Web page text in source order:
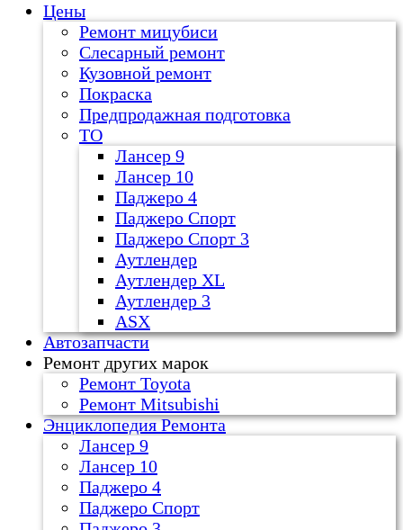
Цены
Ремонт мицубиси
Слесарный ремонт
Кузовной ремонт
Покраска
Предпродажная подготовка
ТО
Лансер 9
Лансер 10
Паджеро 4
Паджеро Спорт
Паджеро Спорт 3
Аутлендер
Аутлендер ХL
Аутлендер 3
ASX
Автозапчасти
Ремонт других марок
Ремонт Toyota
Ремонт Mitsubishi
Энциклопедия Ремонта
Лансер 9
Лансер 10
Паджеро 4
Паджеро Спорт